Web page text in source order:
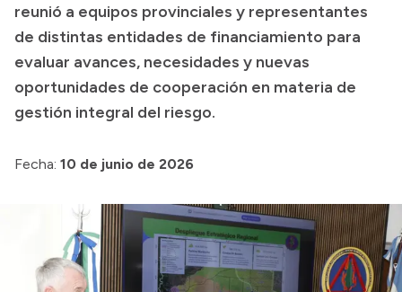
Consulta de pago a proveedores
Convocatorias
Login
reunió a equipos provinciales y representantes
de distintas entidades de financiamiento para
evaluar avances, necesidades y nuevas
oportunidades de cooperación en materia de
gestión integral del riesgo.
Fecha: 10 de junio de 2026